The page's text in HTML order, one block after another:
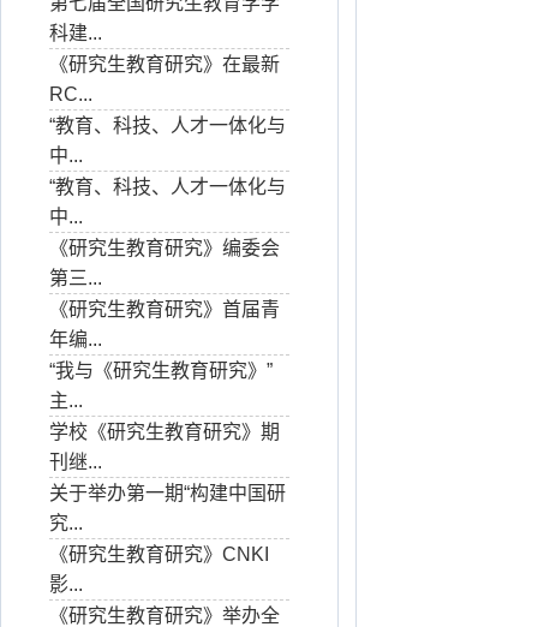
科建...
《研究生教育研究》在最新
RC...
“教育、科技、人才一体化与
中...
“教育、科技、人才一体化与
中...
《研究生教育研究》编委会
第三...
《研究生教育研究》首届青
年编...
“我与《研究生教育研究》”
主...
学校《研究生教育研究》期
刊继...
关于举办第一期“构建中国研
究...
《研究生教育研究》CNKI
影...
《研究生教育研究》举办全